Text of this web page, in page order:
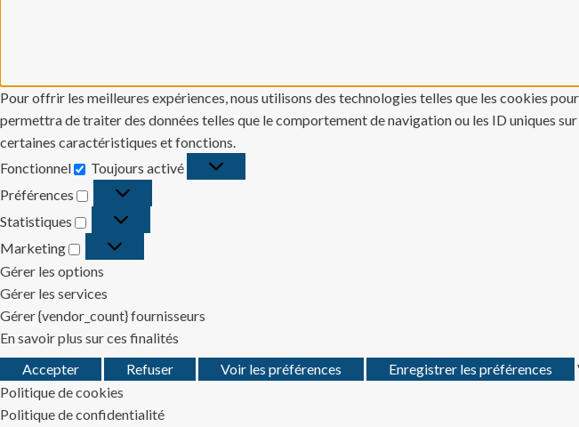
Pour offrir les meilleures expériences, nous utilisons des technologies telles que les cookies
permettra de traiter des données telles que le comportement de navigation ou les ID uniques
certaines caractéristiques et fonctions.
Fonctionnel
Fonctionnel
Toujours activé
Préférences
Préférences
Statistiques
Statistiques
Marketing
Marketing
Gérer les options
Gérer les services
Gérer {vendor_count} fournisseurs
En savoir plus sur ces finalités
Accepter
Refuser Voir les préférences Enregistrer les préférences
Politique de cookies
Politique de confidentialité